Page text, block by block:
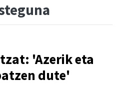
'Azerik eta
dute'